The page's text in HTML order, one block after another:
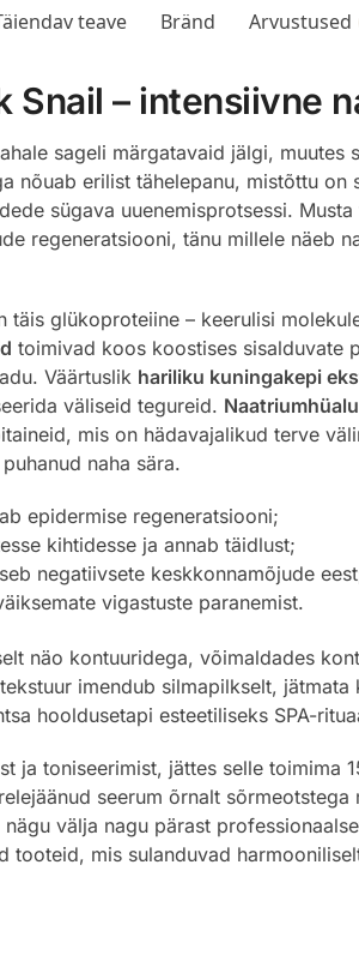
teave Bränd Arvustused
– intensiivne
sageli märgatavaid jälgi,
nõuab erilist tähelepanu, mistõttu
sügava uuenemisprotsessi.
regeneratsiooni, tänu millele näeb
täis glükoproteiine – keerulisi
toimivad koos koostises sisalduvate
Väärtuslik hariliku kuningakepi
väliseid tegureid.
mis on hädavajalikud terve
naha sära.
epidermise regeneratsiooni;
kihtidesse ja annab täidlust;
negatiivsete keskkonnamõjude
vigastuste paranemist.
näo kontuuridega, võimaldades
imendub silmapilkselt,
hooldusetapi esteetiliseks SPA-
ja toniseerimist, jättes selle toimima
seerum õrnalt
välja nagu pärast
tooteid, mis sulanduvad